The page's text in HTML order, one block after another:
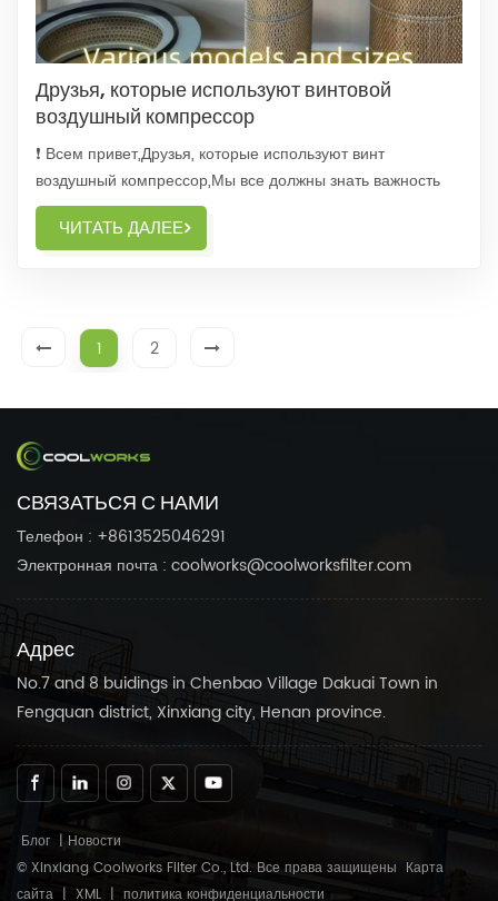
Друзья, которые используют винтовой
воздушный компрессор
❗ Всем привет,Друзья, которые используют винт
воздушный компрессор,Мы все должны знать важность
маслоотделитель, воздушный фильтр и масляный
фильтр.-❗ Воздушный фильтр как первая контрольная
ЧИТАТЬ ДАЛЕЕ
1 2
СВЯЗАТЬСЯ С НАМИ
Телефон : +8613525046291
Электронная почта : coolworks@coolworksfilter.com
Адрес
No.7 and 8 buidings in Chenbao Village Dakuai Town in
Fengquan district, Xinxiang city, Henan province.
Блог | Новости
© Xinxiang Coolworks Filter Co., Ltd. Все права защищены Карта
сайта | XML | политика конфиденциальности